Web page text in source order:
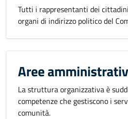
Tutti i rappresentanti dei
organi di indirizzo politico del
Aree
La struttura organizzativa è
competenze che gestiscono i
comunità.